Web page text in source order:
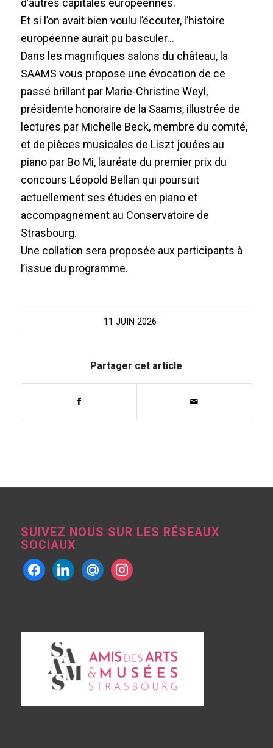
d’autres capitales européennes.
Et si l’on avait bien voulu l’écouter, l’histoire
européenne aurait pu basculer…
Dans les magnifiques salons du château, la
SAAMS vous propose une évocation de ce
passé brillant par Marie-Christine Weyl,
présidente honoraire de la Saams, illustrée de
lectures par Michelle Beck, membre du comité,
et de pièces musicales de Liszt jouées au
piano par Bo Mi, lauréate du premier prix du
concours Léopold Bellan qui poursuit
actuellement ses études en piano et
accompagnement au Conservatoire de
Strasbourg.
Une collation sera proposée aux participants à
l’issue du programme.
11 JUIN 2026
/
Partager cet article
SUIVEZ NOUS SUR LES RÉSEAUX
SOCIAUX
facebooklinkedin mailru instagram